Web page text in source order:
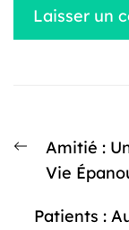
de
l’article
Article
précédent
Amitié :
Vie
Patients :